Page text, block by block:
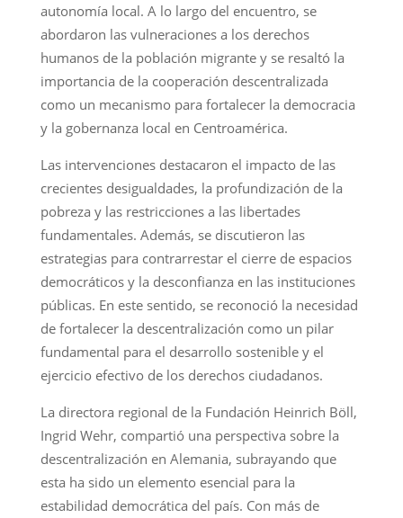
autonomía local. A lo largo del encuentro, se
abordaron las vulneraciones a los derechos
humanos de la población migrante y se resaltó la
importancia de la cooperación descentralizada
como un mecanismo para fortalecer la democracia
y la gobernanza local en Centroamérica.
Las intervenciones destacaron el impacto de las
crecientes desigualdades, la profundización de la
pobreza y las restricciones a las libertades
fundamentales. Además, se discutieron las
estrategias para contrarrestar el cierre de espacios
democráticos y la desconfianza en las instituciones
públicas. En este sentido, se reconoció la necesidad
de fortalecer la descentralización como un pilar
fundamental para el desarrollo sostenible y el
ejercicio efectivo de los derechos ciudadanos.
La directora regional de la Fundación Heinrich Böll,
Ingrid Wehr, compartió una perspectiva sobre la
descentralización en Alemania, subrayando que
esta ha sido un elemento esencial para la
estabilidad democrática del país. Con más de